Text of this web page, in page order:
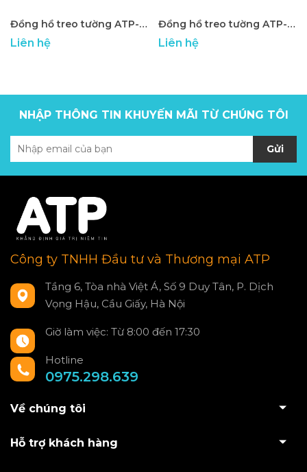
Đồng hồ treo tường ATP-01
Liên hệ
Đồng hồ treo tường ATP-02
Liên hệ
NHẬP THÔNG TIN KHUYẾN MÃI TỪ CHÚNG TÔI
Gửi
Công ty TNHH Đầu tư và Thương mại ATP
Tầng 6, Tòa nhà Việt Á, Số 9 Duy Tân, P. Dịch
Vọng Hậu, Cầu Giấy, Hà Nội
Giờ làm việc: Từ 8:00 đến 17:30
Hotline
0975.298.639
Về chúng tôi
Hỗ trợ khách hàng